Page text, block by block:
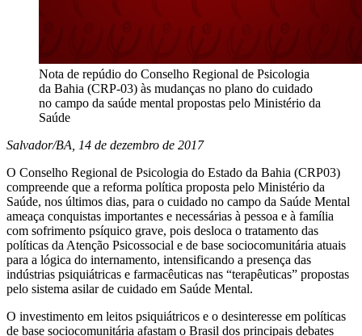
Nota de repúdio do Conselho Regional de Psicologia
da Bahia (CRP-03) às mudanças no plano do cuidado
no campo da saúde mental propostas pelo Ministério da
Saúde
Salvador/BA, 14 de dezembro de 2017
O Conselho Regional de Psicologia do Estado da Bahia (CRP03)
compreende que a reforma política proposta pelo Ministério da
Saúde, nos últimos dias, para o cuidado no campo da Saúde Mental
ameaça conquistas importantes e necessárias à pessoa e à família
com sofrimento psíquico grave, pois desloca o tratamento das
políticas da Atenção Psicossocial e de base sociocomunitária atuais
para a lógica do internamento, intensificando a presença das
indústrias psiquiátricas e farmacêuticas nas “terapêuticas” propostas
pelo sistema asilar de cuidado em Saúde Mental.
O investimento em leitos psiquiátricos e o desinteresse em políticas
de base sociocomunitária afastam o Brasil dos principais debates